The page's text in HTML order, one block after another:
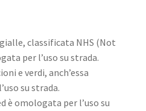
classificata NHS (Not
per l’uso su strada.​
e verdi, anch’essa
su strada.​
è omologata per l’uso su